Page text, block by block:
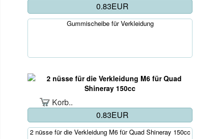
0.83EUR
Gummischeibe für Verkleidung
Korb..
0.83EUR
2 nüsse für die Verkleidung M6 für Quad Shineray 150cc